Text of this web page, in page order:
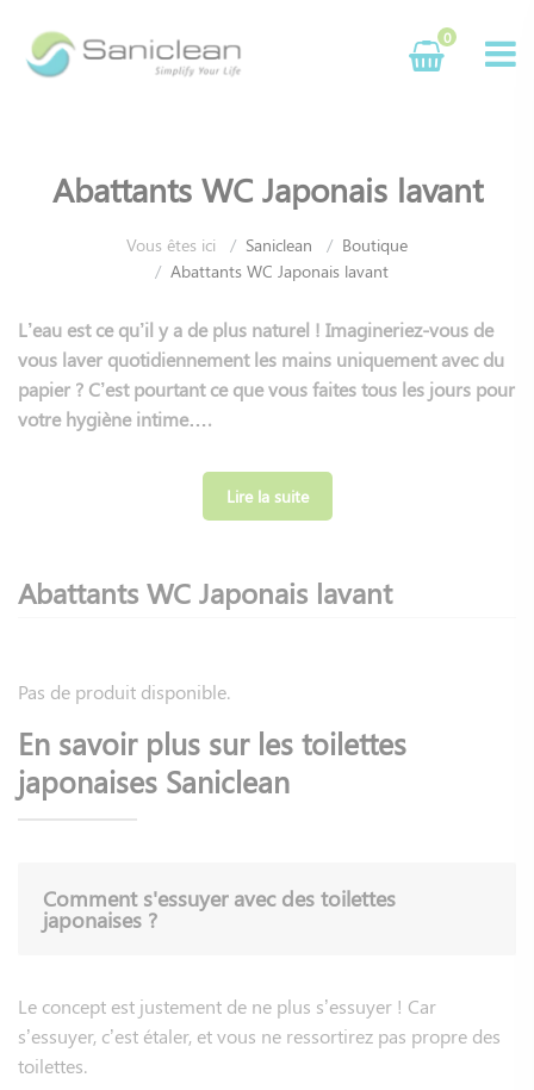
0
Abattants WC Japonais lavant
Vous êtes ici Saniclean
Boutique
Abattants WC Japonais lavant
L’eau est ce qu’il y a de plus naturel ! Imagineriez-vous de
vous laver quotidiennement les mains uniquement avec du
papier ? C’est pourtant ce que vous faites tous les jours pour
votre hygiène intime….
Depuis 2007, nous travaillons avec nos usines pour vous
offrir une large gamme d’abattants WC japonais qui
répondent à technologies innovantes, écologiques et
Nosabattants WC lavantss’installent sur votre cuvette
pour WC japonais: standard, allongée ou carrée.
Transformez votre WC
classique en véritable cuvettes
japonaises avec les abattants
WC Saniclean
Les abattants WC Saniclean révolutionnent votre expérience
personnalisé, tandis que le système de séchage à air chaud
garantit un confort optimal.
Lire la suite
Abattants WC Japonais lavant
Pas de produit disponible.
En savoir plus sur les toilettes
japonaises Saniclean
Comment s'essuyer avec des toilettes
japonaises ?
Le concept est justement de ne plus s’essuyer ! Car
s’essuyer, c’est étaler, et vous ne ressortirez pas propre des
toilettes.